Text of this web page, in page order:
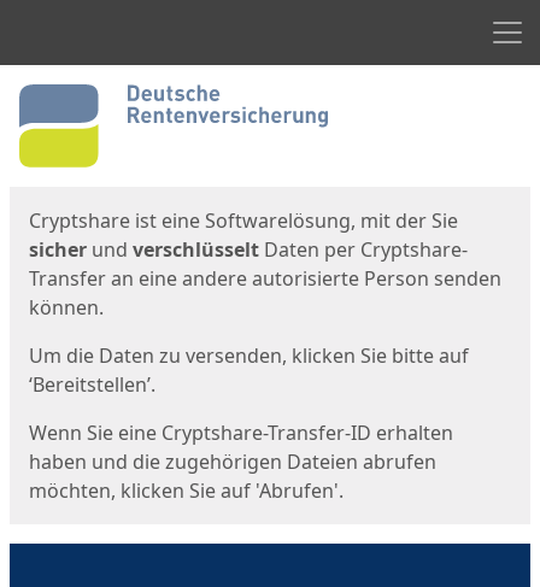
Start
Cryptshare ist eine Softwarelösung, mit der Sie
sicher und verschlüsselt Daten per Cryptshare-
Transfer an eine andere autorisierte Person senden
können.
Um die Daten zu versenden, klicken Sie bitte auf
‘Bereitstellen’.
Wenn Sie eine Cryptshare-Transfer-ID erhalten
haben und die zugehörigen Dateien abrufen
möchten, klicken Sie auf 'Abrufen'.